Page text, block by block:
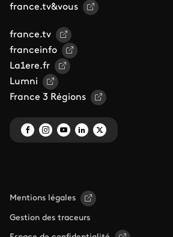
france.tv&vous
france.tv
franceinfo
La1ere.fr
Lumni
France 3 Régions
Mentions légales
Gestion des traceurs